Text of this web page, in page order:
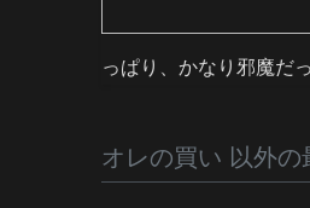
っぱり、かなり邪魔だ
オレの買い 以外の